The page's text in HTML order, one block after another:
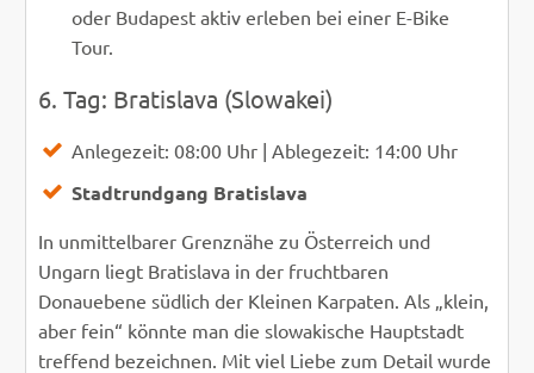
oder Budapest aktiv erleben bei einer E-Bike
Tour.
6. Tag: Bratislava (Slowakei)
Anlegezeit: 08:00 Uhr | Ablegezeit: 14:00 Uhr
Stadtrundgang Bratislava
In unmittelbarer Grenznähe zu Österreich und
Ungarn liegt Bratislava in der fruchtbaren
Donauebene südlich der Kleinen Karpaten. Als „klein,
aber fein“ könnte man die slowakische Hauptstadt
treffend bezeichnen. Mit viel Liebe zum Detail wurde